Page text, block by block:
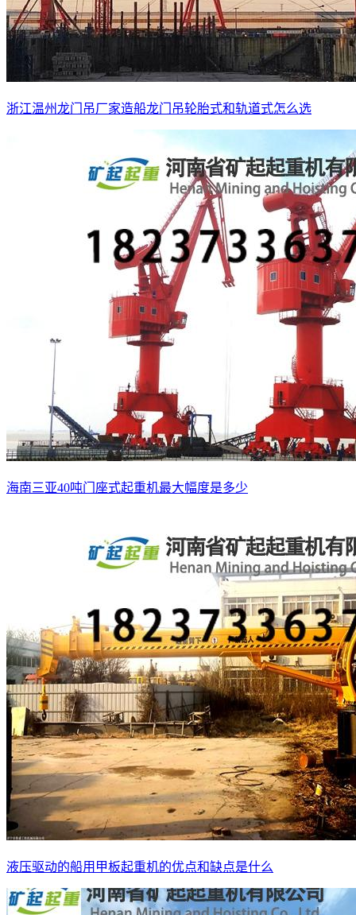
浙江温州龙门吊厂家造船龙门吊轮胎式和轨道式怎么选
海南三亚40吨门座式起重机最大幅度是多少
液压驱动的船用甲板起重机的优点和缺点是什么